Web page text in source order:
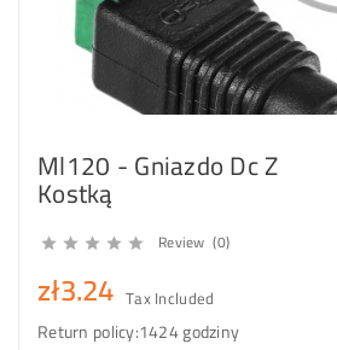
Ml120 - Gniazdo Dc Z
Kostką
     Review (0)
zł3.24 Tax Included
Return policy:1424 godziny